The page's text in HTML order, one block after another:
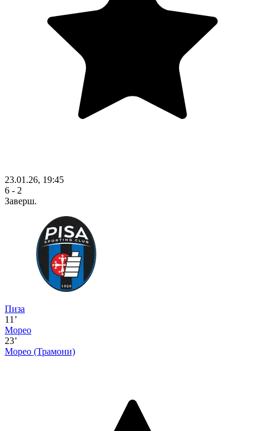
23.01.26, 19:45
6 - 2
Заверш.
Пиза
11’
Морео
23’
Морео (Трамони)